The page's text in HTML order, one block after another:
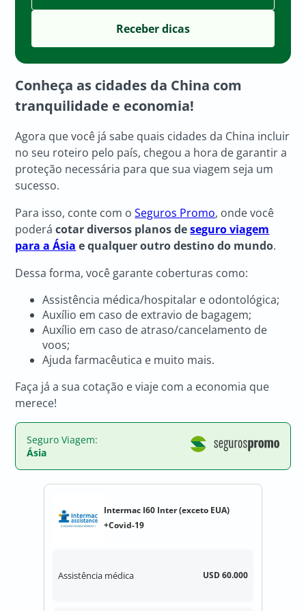
Conheça as cidades da China com
tranquilidade e economia!
Agora que você já sabe quais cidades da China incluir
no seu roteiro pelo país, chegou a hora de garantir a
proteção necessária para que sua viagem seja um
sucesso.
Para isso, conte com oSeguros Promo, onde você
poderácotar diversos planos deseguro viagem
para a Ásia e qualquer outro destino do mundo.
Dessa forma, você garante coberturas como:
Assistência médica/hospitalar e odontológica;
Auxílio em caso de extravio de bagagem;
Auxílio em caso de atraso/cancelamento de
voos;
Ajuda farmacêutica e muito mais.
Faça já a sua cotação e viaje com a economia que
merece!
Seguro Viagem:
Ásia
Intermac I60 Inter (exceto EUA)
+Covid-19
Assistência médica USD 60.000